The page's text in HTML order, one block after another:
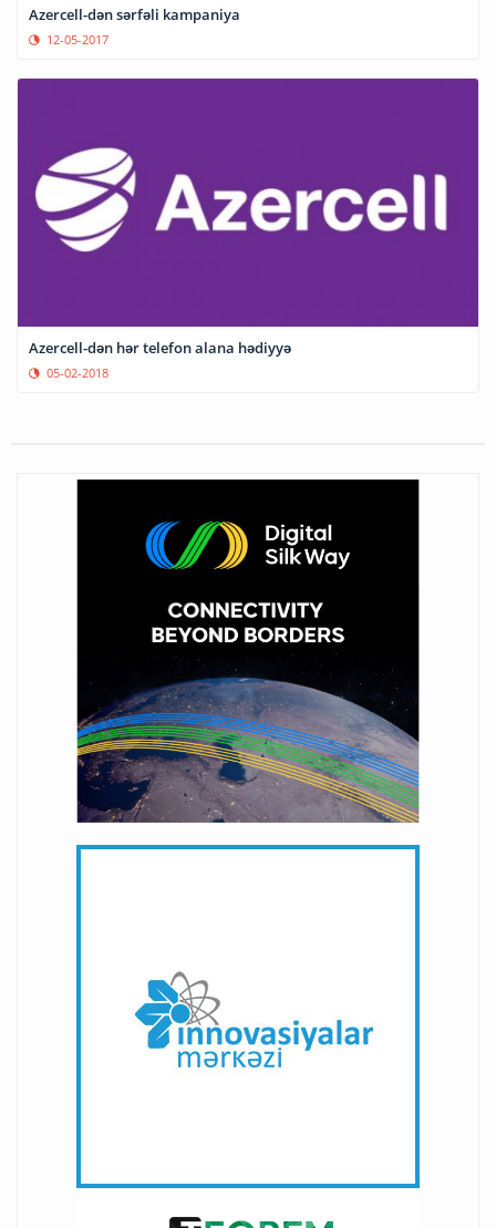
Azercell-dən sərfəli kampaniya
12-05-2017
Azercell-dən hər telefon alana hədiyyə
05-02-2018